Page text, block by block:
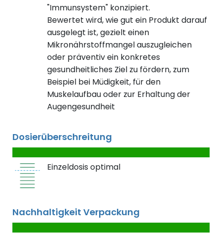
"Immunsystem" konzipiert.
Bewertet wird, wie gut ein Produkt darauf
ausgelegt ist, gezielt einen
Mikronährstoffmangel auszugleichen
oder präventiv ein konkretes
gesundheitliches Ziel zu fördern, zum
Beispiel bei Müdigkeit, für den
Muskelaufbau oder zur Erhaltung der
Augengesundheit
Dosierüberschreitung
Einzeldosis optimal
Nachhaltigkeit Verpackung